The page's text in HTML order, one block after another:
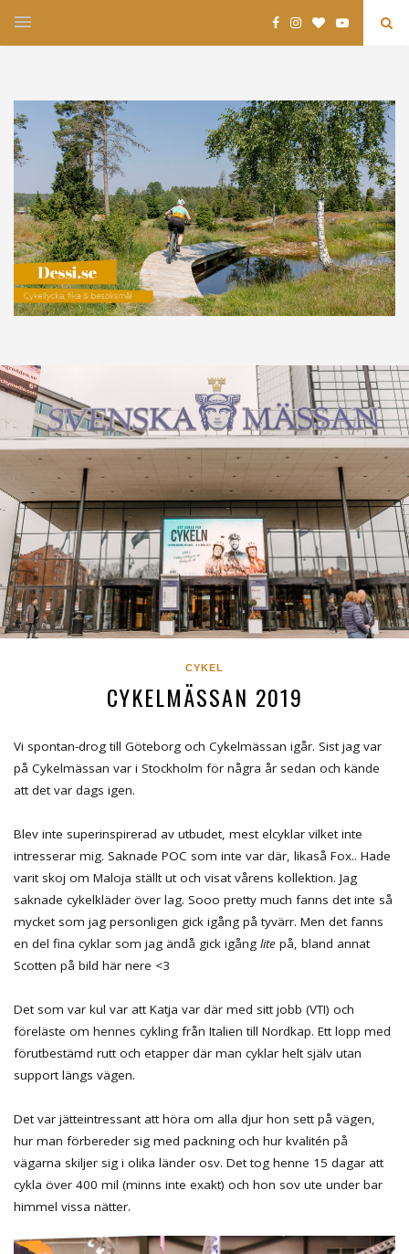
CYKEL
CYKELMÄSSAN 2019
Vi spontan-drog till Göteborg och Cykelmässan igår. Sist jag var
på Cykelmässan var i Stockholm för några år sedan och kände
att det var dags igen.
Blev inte superinspirerad av utbudet, mest elcyklar vilket inte
intresserar mig. Saknade POC som inte var där, likaså Fox.. Hade
varit skoj om Maloja ställt ut och visat vårens kollektion. Jag
saknade cykelkläder över lag. Sooo pretty much fanns det inte så
mycket som jag personligen gick igång på tyvärr. Men det fanns
en del fina cyklar som jag ändå gick igång lite på, bland annat
Scotten på bild här nere <3
Det som var kul var att Katja var där med sitt jobb (VTI) och
föreläste om hennes cykling från Italien till Nordkap. Ett lopp med
förutbestämd rutt och etapper där man cyklar helt själv utan
support längs vägen.
Det var jätteintressant att höra om alla djur hon sett på vägen,
hur man förbereder sig med packning och hur kvalitén på
vägarna skiljer sig i olika länder osv. Det tog henne 15 dagar att
cykla över 400 mil (minns inte exakt) och hon sov ute under bar
himmel vissa nätter.